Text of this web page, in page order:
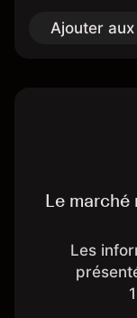
Ajouter
Le
Les